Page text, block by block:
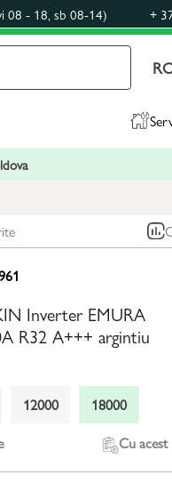
08 - 18, sb 08-14) +
Inverter EMURA
R32 A+++ argintiu
12000
18000
Cu